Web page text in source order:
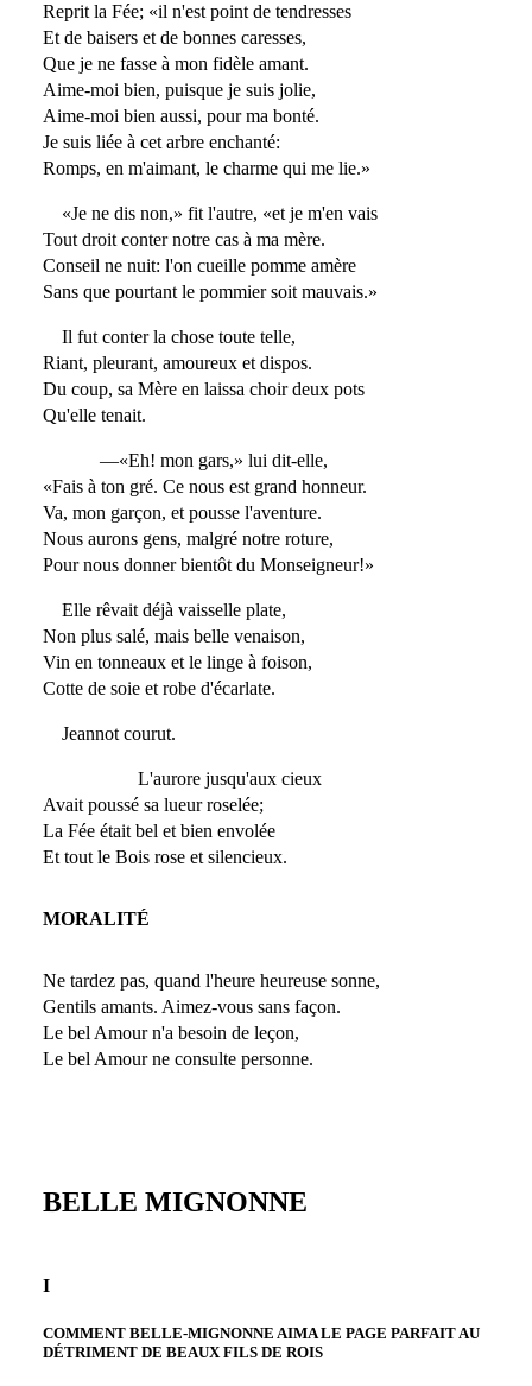
Reprit la Fée; «il n'est point de tendresses
Et de baisers et de bonnes caresses,
Que je ne fasse à mon fidèle amant.
Aime-moi bien, puisque je suis jolie,
Aime-moi bien aussi, pour ma bonté.
Je suis liée à cet arbre enchanté:
Romps, en m'aimant, le charme qui me lie.»
«Je ne dis non,» fit l'autre, «et je m'en vais
Tout droit conter notre cas à ma mère.
Conseil ne nuit: l'on cueille pomme amère
Sans que pourtant le pommier soit mauvais.»
Il fut conter la chose toute telle,
Riant, pleurant, amoureux et dispos.
Du coup, sa Mère en laissa choir deux pots
Qu'elle tenait.
—«Eh! mon gars,» lui dit-elle,
«Fais à ton gré. Ce nous est grand honneur.
Va, mon garçon, et pousse l'aventure.
Nous aurons gens, malgré notre roture,
Pour nous donner bientôt du Monseigneur!»
Elle rêvait déjà vaisselle plate,
Non plus salé, mais belle venaison,
Vin en tonneaux et le linge à foison,
Cotte de soie et robe d'écarlate.
Jeannot courut.
L'aurore jusqu'aux cieux
Avait poussé sa lueur roselée;
La Fée était bel et bien envolée
Et tout le Bois rose et silencieux.
MORALITÉ
Ne tardez pas, quand l'heure heureuse sonne,
Gentils amants. Aimez-vous sans façon.
Le bel Amour n'a besoin de leçon,
Le bel Amour ne consulte personne.
BELLE MIGNONNE
I
COMMENT BELLE-MIGNONNE AIMA LE PAGE PARFAIT AU
DÉTRIMENT DE BEAUX FILS DE ROIS